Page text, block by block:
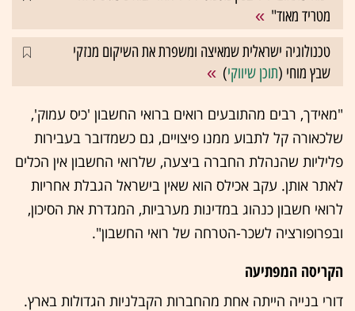
מטריד מאוד"
טכנולוגיה ישראלית שמאיצה ומשפרת את השיקום מנזקי
שבץ מוחי (תוכן שיווקי)
"מאידך, רבים מהתובעים רואים ברואי החשבון 'כיס עמוק',
שלכאורה קל לתבוע ממנו פיצויים, גם כשמדובר בעבירות
פליליות שהנהלת החברה ביצעה, שלרואי החשבון אין הכלים
לאתר אותן. עקב אכילס הוא שאין בישראל הגבלת אחריות
לרואי חשבון כנהוג במדינות מערביות, המגדרת את הסיכון,
ובפרופורציה לשכר-הטרחה של רואי החשבון".
הקריסה המפתיעה
דורי בנייה הייתה אחת מהחברות הקבלניות הגדולות בארץ.